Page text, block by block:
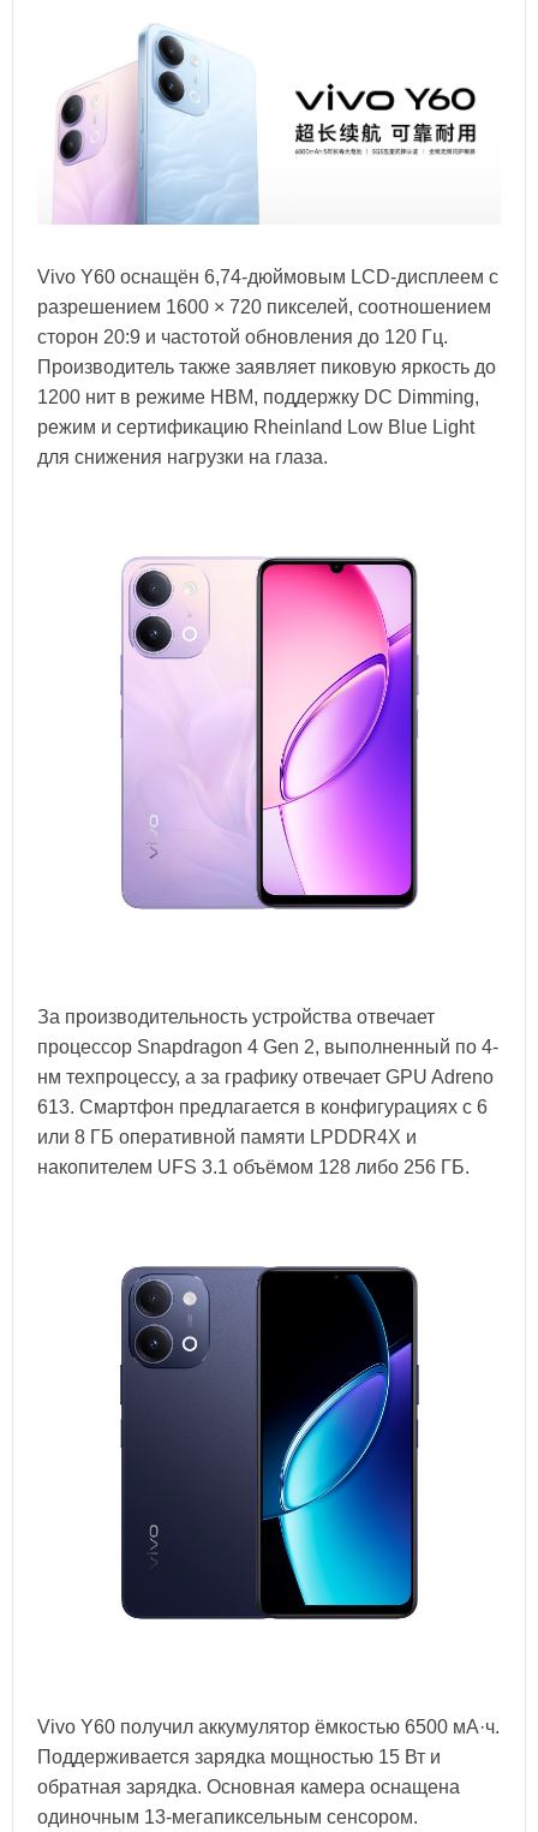
Vivo Y60 оснащён 6,74-дюймовым LCD-дисплеем с
разрешением 1600 × 720 пикселей, соотношением
сторон 20:9 и частотой обновления до 120 Гц.
Производитель также заявляет пиковую яркость до
1200 нит в режиме HBM, поддержку DC Dimming,
режим и сертификацию Rheinland Low Blue Light
для снижения нагрузки на глаза.
За производительность устройства отвечает
процессор Snapdragon 4 Gen 2, выполненный по 4-
нм техпроцессу, а за графику отвечает GPU Adreno
613. Смартфон предлагается в конфигурациях с 6
или 8 ГБ оперативной памяти LPDDR4X и
накопителем UFS 3.1 объёмом 128 либо 256 ГБ.
Vivo Y60 получил аккумулятор ёмкостью 6500 мА·ч.
Поддерживается зарядка мощностью 15 Вт и
обратная зарядка. Основная камера оснащена
одиночным 13-мегапиксельным сенсором.